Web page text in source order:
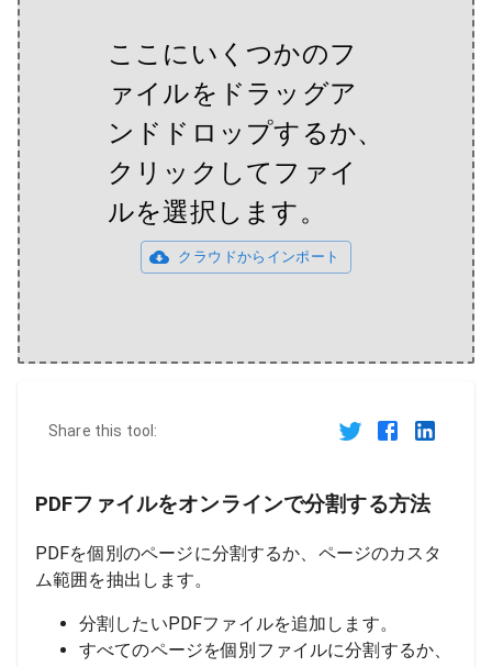
ここにいくつかのフ
ァイルをドラッグア
ンドドロップするか、
クリックしてファイ
ルを選択します。
クラウドからインポート
Share this tool:
PDFファイルをオンラインで分割する方法
PDFを個別のページに分割するか、ページのカスタ
ム範囲を抽出します。
分割したいPDFファイルを追加します。
すべてのページを個別ファイルに分割するか、